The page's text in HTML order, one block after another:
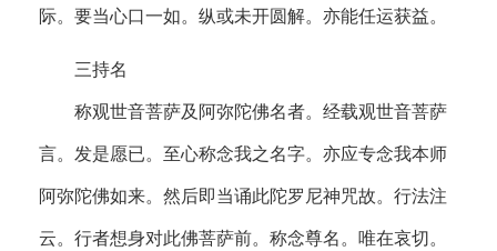
际。要当心口一如。纵或未开圆解。亦能任运获益。
三持名
称观世音菩萨及阿弥陀佛名者。经载观世音菩萨
言。发是愿已。至心称念我之名字。亦应专念我本师
阿弥陀佛如来。然后即当诵此陀罗尼神咒故。行法注
云。行者想身对此佛菩萨前。称念尊名。唯在哀切。